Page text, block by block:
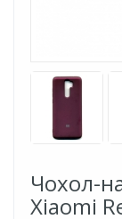
Чохол-
Xiaomi